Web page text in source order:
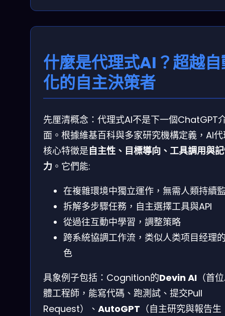
什麼是代理式AI？超越
化的自主決策者
先厘清概念：代理式AI不是下一個ChatGPT
面。根據維基百科與多家研究機構定義，AI
核心特徵是自主性、目標導向、工具調用與
力 。它們能:
在複雜環境中獨立運作，無需人類持續
拆解多步驟任務，自主選擇工具與API
從過往互動中學習，調整策略
跨系統協調工作流，类似人类项目经理
色
具象例子包括：Cognition的Devin AI （首
體工程師，能寫代碼、跑測試、提交Pull
Request）、 AutoGPT （自主研究與報告生